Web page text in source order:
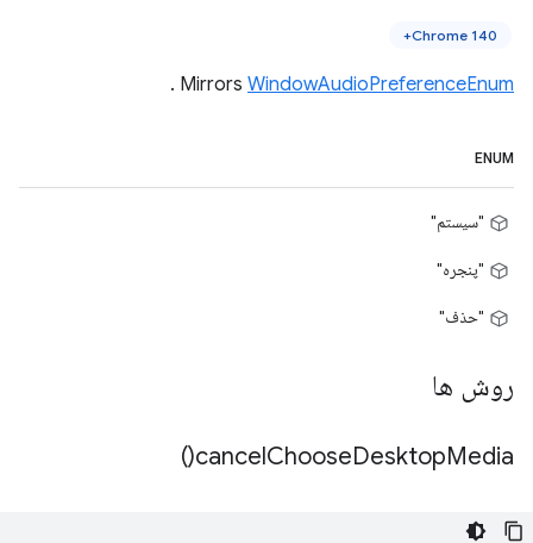
Chrome 140+
Mirrors WindowAudioPreferenceEnum
.
ENUM
"سیستم"
"پنجره"
"حذف"
روش ها
cancelChooseDesktopMedia(
)